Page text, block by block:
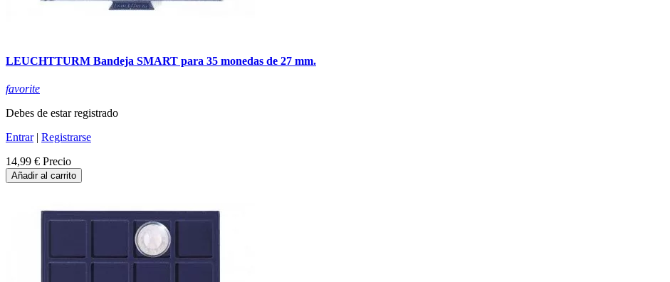
LEUCHTTURM Bandeja SMART para 35 monedas de 27 mm.
favorite
Debes de estar registrado
Entrar| Registrarse
14,99 € Precio
Añadir al carrito